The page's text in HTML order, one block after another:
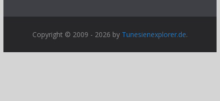
Copyright © 2009 - 2026 by Tunesienexplorer.de.